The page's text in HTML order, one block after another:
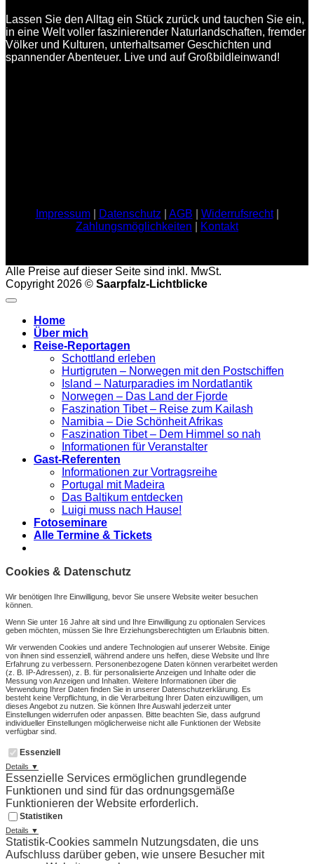
Lassen Sie den Alltag ein Stück zurück und tauchen Sie ein,
in eine Welt voller faszinierender Naturlandschaften, fremder
Völker und Kulturen, unterhaltsamer Geschichten und
spannender Abenteuer. Live und auf Großbildleinwand!
Impressum| Datenschutz AGB Widerrufsrecht|
Zahlungsmöglichkeiten
Kontakt
Alle Preise auf dieser Seite sind inkl. MwSt.
Copyright 2026 © Saarpfalz-Lichtblicke
Home
Über mich
Reise-Reportagen
Schottland erleben
Hurtigruten – Norwegen mit den Postschiffen
Island – Naturparadies im Nordatlantik
Norwegen – Das Land der Fjorde
Faszination Tibet – Reise zum Kailash
Namibia – Die Schönheit Afrikas
Faszination Tibet – Dem Himmel so nah
Informationen für Veranstalter
Gast-Referenten
Informationen zur Vortragsreihe
Portugal mit Madeira
Das Baltikum entdecken
Luigi muss nach Hause!
Fotoseminare
Alle Termine & Tickets
Cookies & Datenschutz
Wir benötigen Ihre Einwilligung, bevor Sie unsere Website weiter besuchen
können.
Wenn Sie unter 16 Jahre alt sind und Ihre Einwilligung zu optionalen Services
geben möchten, müssen Sie Ihre Erziehungsberechtigten um Erlaubnis bitten.
Wir verwenden Cookies und andere Technologien auf unserer Website. Einige
von ihnen sind essenziell, während andere uns helfen, diese Website und Ihre
Erfahrung zu verbessern. Personenbezogene Daten können verarbeitet werden
(z. B. IP-Adressen), z. B. für personalisierte Anzeigen und Inhalte oder die
Messung von Anzeigen und Inhalten. Weitere Informationen über die
Verwendung Ihrer Daten finden Sie in unserer Datenschutzerklärung. Es
besteht keine Verpflichtung, in die Verarbeitung Ihrer Daten einzuwilligen, um
dieses Angebot zu nutzen. Sie können Ihre Auswahl jederzeit unter
Einstellungen widerrufen oder anpassen. Bitte beachten Sie, dass aufgrund
individueller Einstellungen möglicherweise nicht alle Funktionen der Website
verfügbar sind.
Essenziell
Details ▼
Essenzielle Services ermöglichen grundlegende
Funktionen und sind für das ordnungsgemäße
Funktionieren der Website erforderlich.
Statistiken
Details ▼
Statistik-Cookies sammeln Nutzungsdaten, die uns
Aufschluss darüber geben, wie unsere Besucher mit